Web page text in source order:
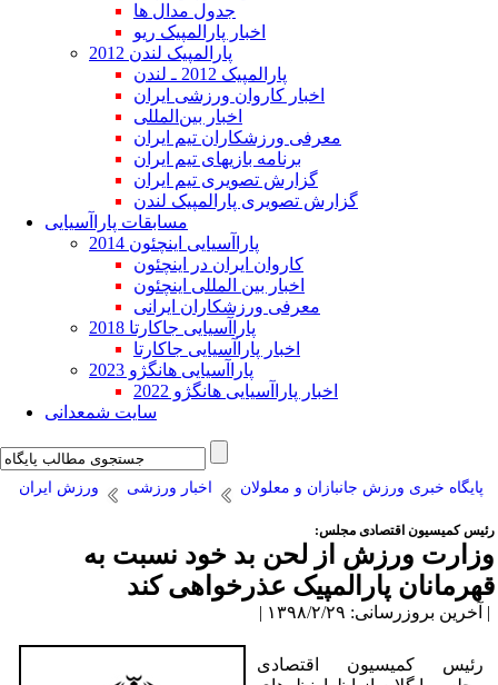
جدول مدال ها
اخبار پارالمپیک ریو
پارالمپیک لندن 2012
پارالمپیک 2012 ـ لندن
اخبار کاروان ورزشی ایران
اخبار بین‌المللی
معرفی ورزشکاران تیم ایران
برنامه بازیهای تیم ایران
گزارش تصویری تیم ایران
گزارش تصویری پارالمپیک لندن
مسابقات پاراآسیایی
پاراآسیایی اینچئون 2014
کاروان ایران در اینچئون
اخبار بین المللی اینچئون
معرفی ورزشکاران ایرانی
پاراآسیایی جاکارتا 2018
اخبار پاراآسیایی جاکارتا
پاراآسیایی هانگژو 2023
اخبار پاراآسیایی هانگژو 2022
سایت شمعدانی
پایگاه خبری ورزش جانبازان و معلولان اخبار ورزشی ورزش ایران
رئیس کمیسیون اقتصادی مجلس:
وزارت ورزش از لحن بد خود نسبت به
قهرمانان پارالمپیک عذرخواهی کند
| آخرین بروزرسانی: ۱۳۹۸/۲/۲۹ |
رئیس کمیسیون اقتصادی